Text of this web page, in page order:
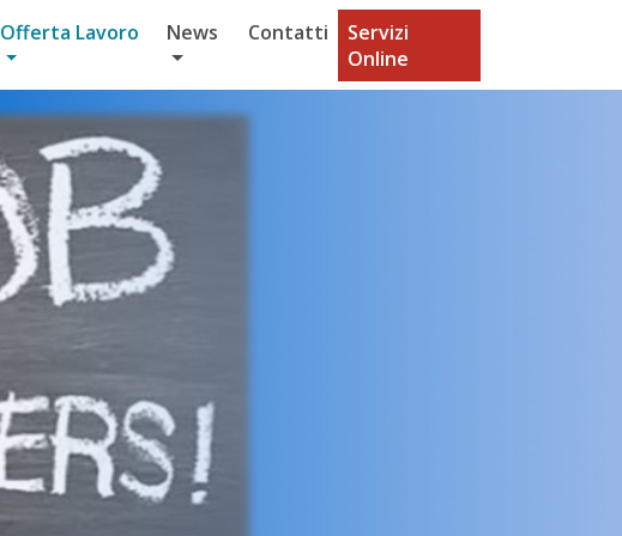
Offerta Lavoro News Contatti
Servizi
Online